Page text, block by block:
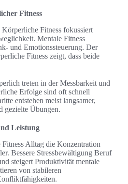
Fitness
Fitness fokussiert
Mentale Fitness
und Emotionssteuerung. Der
Fitness zeigt, dass beide
treten in der Messbarkeit und
Erfolge sind oft schnell
entstehen meist langsamer,
gezielte Übungen.
Leistung
Alltag die Konzentration
Bessere Stressbewältigung Beruf
steigert Produktivität mentale
von stabileren